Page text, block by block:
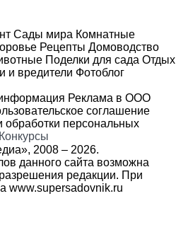
Сады мира Комнатные
Рецепты Домоводство
Поделки для сада Отдых
и вредители Фотоблог
Реклама в ООО
соглашение
обработки персональных
Конкурсы
2008 – 2026.
данного сайта возможна
редакции. При
www.supersadovnik.ru